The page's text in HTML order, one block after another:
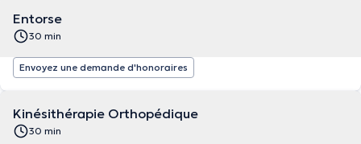
Entorse
30 min
Envoyez une demande d'honoraires
Kinésithérapie Orthopédique
30 min